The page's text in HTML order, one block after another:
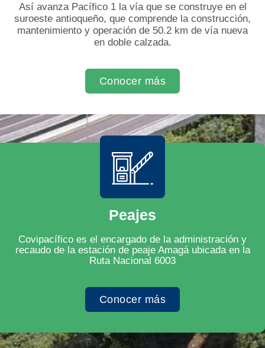
Así avanza Pacífico 1 la vía que se construye en el
suroeste antioqueño, que comprende la construcción,
mantenimiento y operación de 50.2 km de vía nueva
en doble calzada.
Conocer más
Peajes
Covipacífico es el encargado de la administración y
recaudo de la estación de peaje Amagá ubicada en la
Ruta Nacional 6003
Conocer más